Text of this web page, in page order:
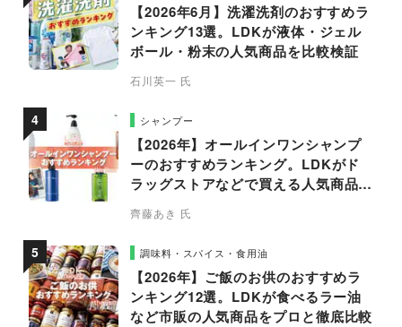
【2026年6月】洗濯洗剤のおすすめラ
ンキング13選。LDKが液体・ジェル
ボール・粉末の人気商品を比較検証
石川英一 氏
シャンプー
【2026年】オールインワンシャンプ
ーのおすすめランキング。LDKがド
ラッグストアなどで買える人気商品を
齊藤あき 氏
調味料・スパイス・食用油
【2026年】ご飯のお供のおすすめラ
ンキング12選。LDKが食べるラー油
など市販の人気商品をプロと徹底比較